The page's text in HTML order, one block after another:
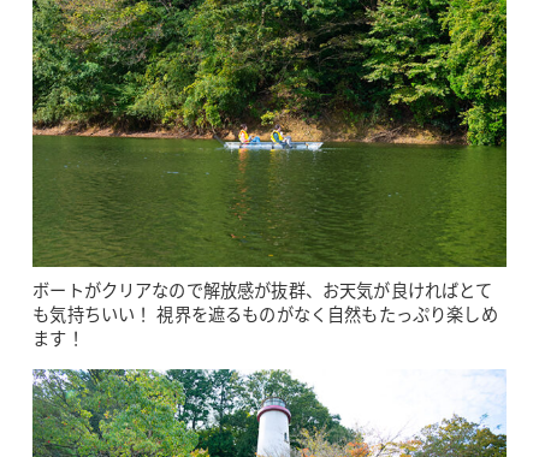
ボートがクリアなので解放感が抜群、お天気が良ければとて
も気持ちいい！ 視界を遮るものがなく自然もたっぷり楽しめ
ます！